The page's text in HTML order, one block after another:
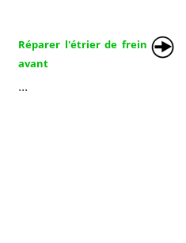
Réparer l'étrier de frein
avant
...